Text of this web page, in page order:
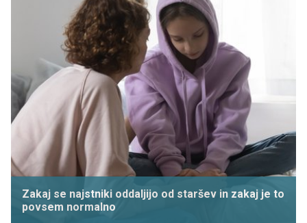
Zakaj se najstniki oddaljijo od staršev in zakaj je to
povsem normalno